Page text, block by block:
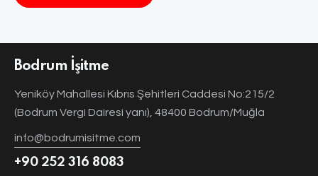
Bodrum İşitme
Yeniköy Mahallesi Kıbrıs Şehitleri Caddesi No:215/2
(Bodrum Vergi Dairesi yanı), 48400 Bodrum/Muğla
info@bodrumisitme.com
+90 252 316 8083